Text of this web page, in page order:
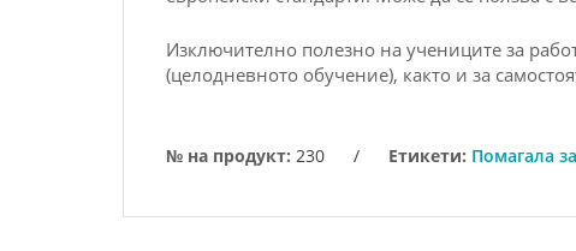
Изключително полезно на учениците за
(целодневното обучение), както и за
№ на продукт: 230 / Етикети: Помагала